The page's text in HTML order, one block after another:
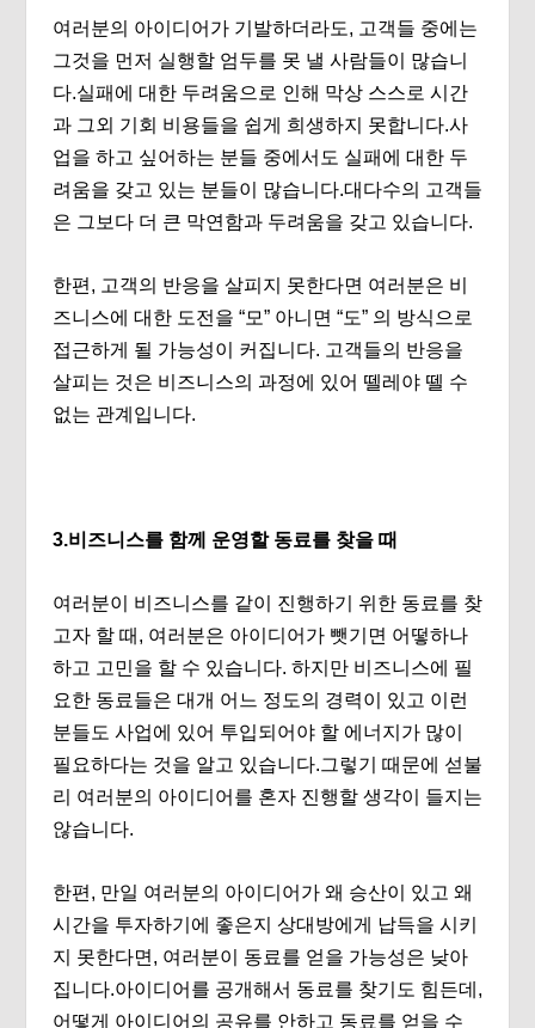
여러분의 아이디어가 기발하더라도, 고객들 중에는
그것을 먼저 실행할 엄두를 못 낼 사람들이 많습니
다.실패에 대한 두려움으로 인해 막상 스스로 시간
과 그외 기회 비용들을 쉽게 희생하지 못합니다.사
업을 하고 싶어하는 분들 중에서도 실패에 대한 두
려움을 갖고 있는 분들이 많습니다.대다수의 고객들
은 그보다 더 큰 막연함과 두려움을 갖고 있습니다.
한편, 고객의 반응을 살피지 못한다면 여러분은 비
즈니스에 대한 도전을 “모” 아니면 “도” 의 방식으로
접근하게 될 가능성이 커집니다. 고객들의 반응을
살피는 것은 비즈니스의 과정에 있어 뗄레야 뗄 수
없는 관계입니다.
3.비즈니스를 함께 운영할 동료를 찾을 때
여러분이 비즈니스를 같이 진행하기 위한 동료를 찾
고자 할 때, 여러분은 아이디어가 뺏기면 어떻하나
하고 고민을 할 수 있습니다. 하지만 비즈니스에 필
요한 동료들은 대개 어느 정도의 경력이 있고 이런
분들도 사업에 있어 투입되어야 할 에너지가 많이
필요하다는 것을 알고 있습니다.그렇기 때문에 섣불
리 여러분의 아이디어를 혼자 진행할 생각이 들지는
않습니다.
한편, 만일 여러분의 아이디어가 왜 승산이 있고 왜
시간을 투자하기에 좋은지 상대방에게 납득을 시키
지 못한다면, 여러분이 동료를 얻을 가능성은 낮아
집니다.아이디어를 공개해서 동료를 찾기도 힘든데,
어떻게 아이디어의 공유를 안하고 동료를 얻을 수